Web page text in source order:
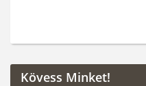
Kövess Minket!